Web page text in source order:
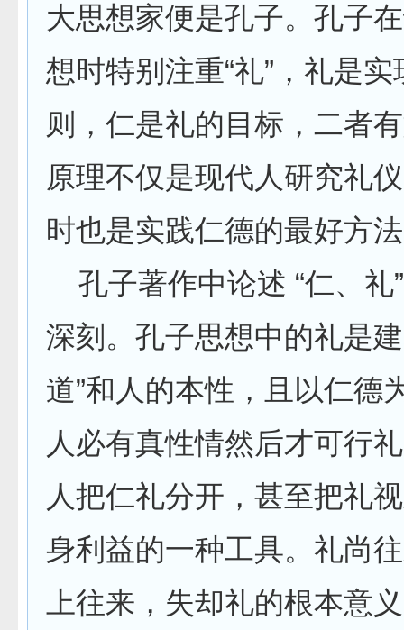
大思想家便是孔子。孔子在
想时特别注重“礼”，礼是
则，仁是礼的目标，二者
原理不仅是现代人研究礼
时也是实践仁德的最好方
孔子著作中论述 “仁、礼
深刻。孔子思想中的礼是
道”和人的本性，且以仁德
人必有真性情然后才可行
人把仁礼分开，甚至把礼
身利益的一种工具。礼尚
上往来，失却礼的根本意